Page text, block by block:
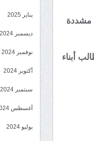
مشددة
أبناء
يناير 2025
ديسمبر 2024
نوفمبر 2024
أكتوبر 2024
سبتمبر 2024
أغسطس 2024
يوليو 2024